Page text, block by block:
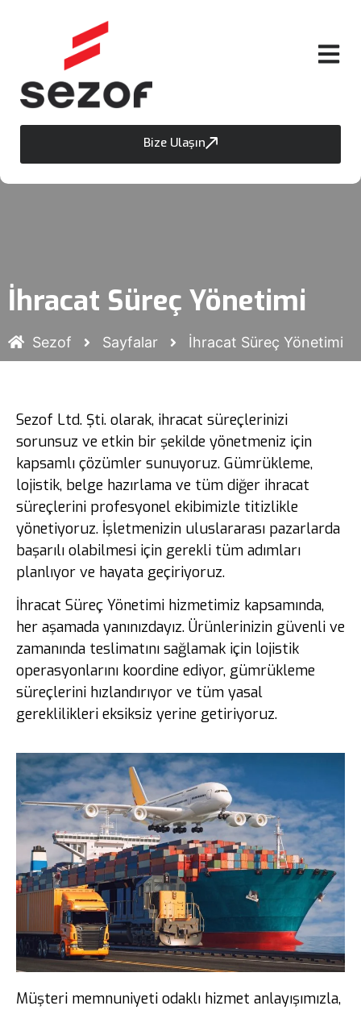
Bize Ulaşın
İhracat Süreç Yönetimi
Sezof Sayfalar İhracat Süreç Yönetimi
Sezof Ltd. Şti. olarak, ihracat süreçlerinizi
sorunsuz ve etkin bir şekilde yönetmeniz için
kapsamlı çözümler sunuyoruz. Gümrükleme,
lojistik, belge hazırlama ve tüm diğer ihracat
süreçlerini profesyonel ekibimizle titizlikle
yönetiyoruz. İşletmenizin uluslararası pazarlarda
başarılı olabilmesi için gerekli tüm adımları
planlıyor ve hayata geçiriyoruz.
İhracat Süreç Yönetimi hizmetimiz kapsamında,
her aşamada yanınızdayız. Ürünlerinizin güvenli ve
zamanında teslimatını sağlamak için lojistik
operasyonlarını koordine ediyor, gümrükleme
süreçlerini hızlandırıyor ve tüm yasal
gereklilikleri eksiksiz yerine getiriyoruz.
Müşteri memnuniyeti odaklı hizmet anlayışımızla,